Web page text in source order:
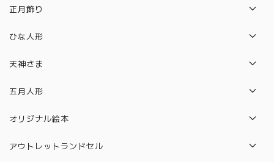
正月飾り
破魔弓
ひな人形
収納飾り
有名作家
天神さま
収納飾り
五月人形
兜飾り
オリジナル絵本
クリスマス絵本
アウトレットランドセル